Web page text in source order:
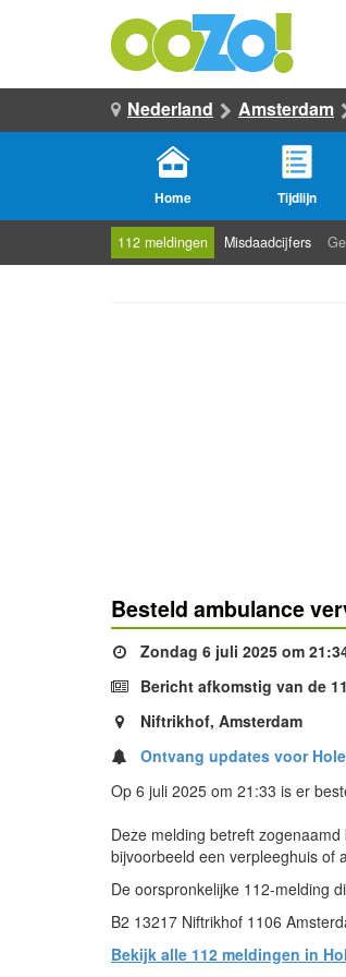
Nederland Amsterdam
Home Tijdlijn
112 meldingen Misdaadcijfers
Besteld ambulance
Zondag 6 juli 2025 om
Bericht afkomstig van de
Niftrikhof, Amsterdam
Ontvang updates voor
Op 6 juli 2025 om 21:33 is er
Deze melding betreft
bijvoorbeeld een verpleeghuis of
De oorspronkelijke 112-melding
B2 13217 Niftrikhof 1106
Bekijk alle 112 meldingen in